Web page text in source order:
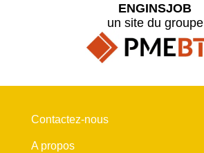
ENGINSJOB
un site du groupe
Contactez-nous
A propos